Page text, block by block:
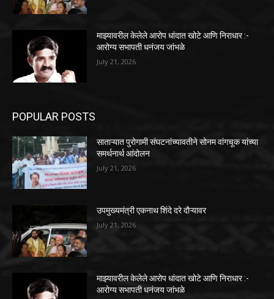
माझ्यावरील केलेले आरोप धांदात खोटे आणि निराधार :-
आरोग्य सभापती धनंजय जांभळे
July 21, 2026
POPULAR POSTS
साताऱ्यात पुरोगामी संघटनांच्यावतीने सोनम वांगचूक यांच्या
समर्थनार्थ आंदोलन
July 21, 2026
उपमुख्यमंत्री एकनाथ शिंदे दरे दौऱ्यावर
July 21, 2026
माझ्यावरील केलेले आरोप धांदात खोटे आणि निराधार :-
आरोग्य सभापती धनंजय जांभळे